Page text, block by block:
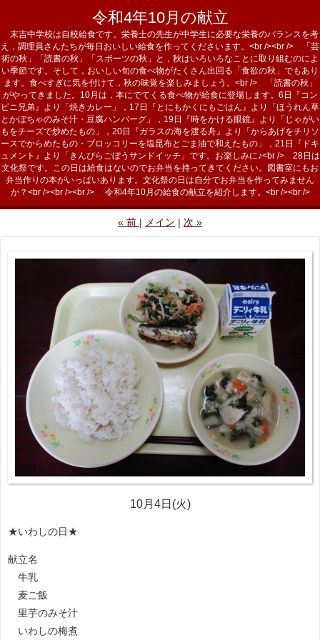
令和4年10月の献立
末吉中学校は自校給食です。栄養士の先生が中学生に必要な栄養のバランスを考
え，調理員さんたちが毎日おいしい給食を作ってくださいます。<br /><br /> 「芸
術の秋」「読書の秋」「スポーツの秋」と，秋はいろいろなことに取り組むのによ
い季節です。そして，おいしい旬の食べ物がたくさん出回る「食欲の秋」でもあり
ます。食べすぎに気を付けて，秋の味覚を楽しみましょう。<br /> 「読書の秋」
がやってきました。10月は，本にでてくる食べ物が給食に登場します。6日『コン
ビニ兄弟』より「焼きカレー」，17日『とにもかくにもごはん』より「ほうれん草
とかぼちゃのみそ汁・豆腐ハンバーグ」，19日『時をかける眼鏡』より「じゃがい
もをチーズで炒めたもの」，20日『ガラスの海を渡る舟』より「からあげをチリソ
ースでからめたもの・ブロッコリーを塩昆布とごま油で和えたもの」，21日『ドキ
ュメント』より「きんぴらごぼうサンドイッチ」です。お楽しみに♪<br /> 28日は
文化祭です。この日は給食はないのでお弁当を持ってきてください。図書室にもお
弁当作りの本がいっぱいあります。文化祭の日は自分でお弁当を作ってみません
か？<br /><br /><br /> 令和4年10月の給食の献立を紹介します。<br /><br />
« 前 メイン 次 »
10月4日(火)
★いわしの日★
献立名
牛乳
麦ご飯
里芋のみそ汁
いわしの梅煮